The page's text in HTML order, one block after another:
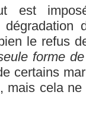
est
le refus
forme
certains
mais cela